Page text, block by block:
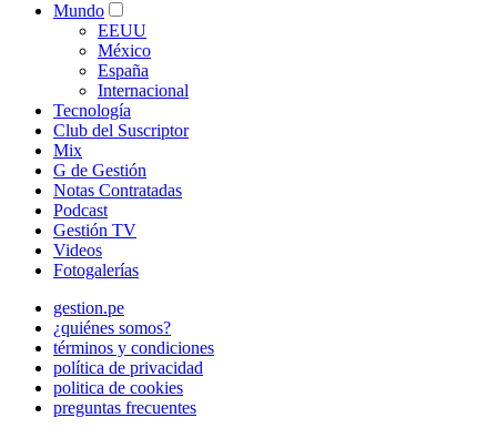
Mundo
EEUU
México
España
Internacional
Tecnología
Club del Suscriptor
Mix
G de Gestión
Notas Contratadas
Podcast
Gestión TV
Videos
Fotogalerías
gestion.pe
¿quiénes somos?
términos y condiciones
política de privacidad
politica de cookies
preguntas frecuentes